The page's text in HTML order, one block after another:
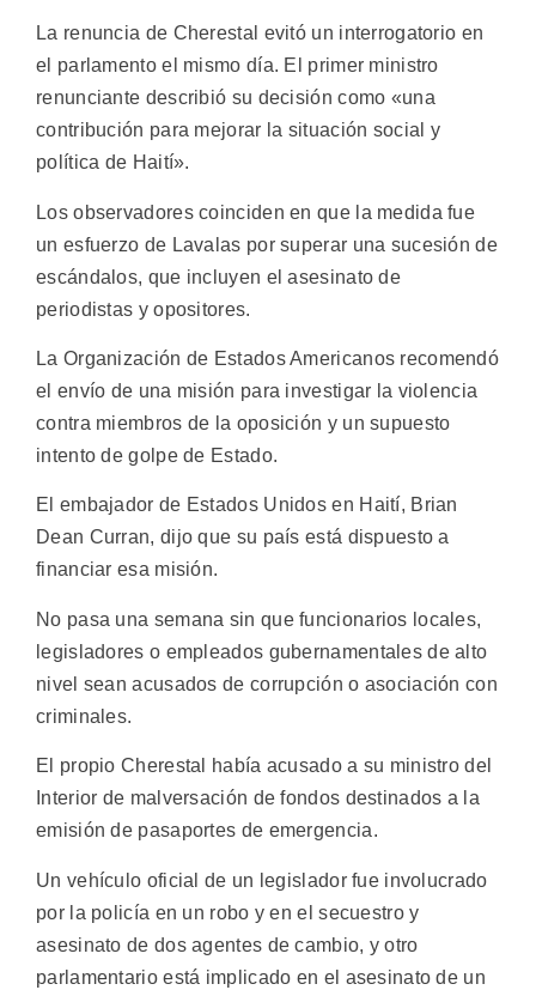
La renuncia de Cherestal evitó un interrogatorio en
el parlamento el mismo día. El primer ministro
renunciante describió su decisión como «una
contribución para mejorar la situación social y
política de Haití».
Los observadores coinciden en que la medida fue
un esfuerzo de Lavalas por superar una sucesión de
escándalos, que incluyen el asesinato de
periodistas y opositores.
La Organización de Estados Americanos recomendó
el envío de una misión para investigar la violencia
contra miembros de la oposición y un supuesto
intento de golpe de Estado.
El embajador de Estados Unidos en Haití, Brian
Dean Curran, dijo que su país está dispuesto a
financiar esa misión.
No pasa una semana sin que funcionarios locales,
legisladores o empleados gubernamentales de alto
nivel sean acusados de corrupción o asociación con
criminales.
El propio Cherestal había acusado a su ministro del
Interior de malversación de fondos destinados a la
emisión de pasaportes de emergencia.
Un vehículo oficial de un legislador fue involucrado
por la policía en un robo y en el secuestro y
asesinato de dos agentes de cambio, y otro
parlamentario está implicado en el asesinato de un